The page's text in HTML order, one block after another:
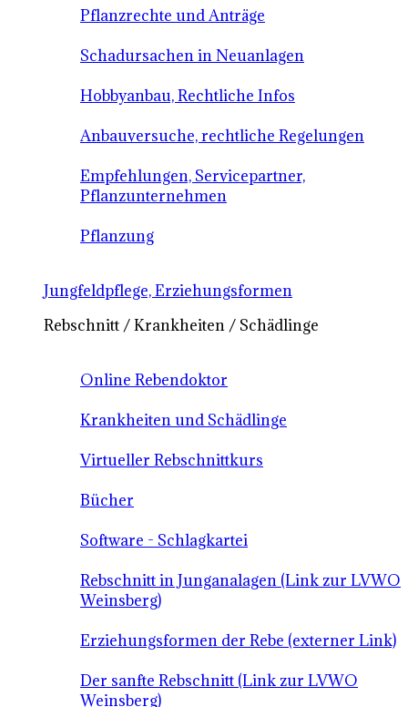
Pflanzrechte und Anträge
Schadursachen in Neuanlagen
Hobbyanbau, Rechtliche Infos
Anbauversuche, rechtliche Regelungen
Empfehlungen, Servicepartner,
Pflanzunternehmen
Pflanzung
Jungfeldpflege, Erziehungsformen
Rebschnitt / Krankheiten / Schädlinge
Online Rebendoktor
Krankheiten und Schädlinge
Virtueller Rebschnittkurs
Bücher
Software - Schlagkartei
Rebschnitt in Junganalagen (Link zur LVWO
Weinsberg)
Erziehungsformen der Rebe (externer Link)
Der sanfte Rebschnitt (Link zur LVWO
Weinsberg)